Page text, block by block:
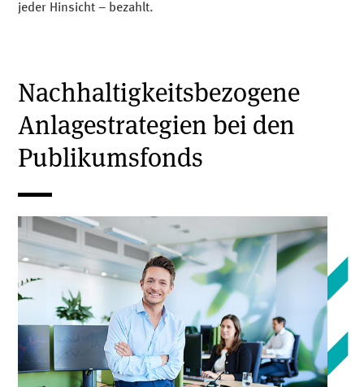
jeder Hinsicht – bezahlt.
Nachhaltigkeitsbezogene
Anlagestrategien bei den
Publikumsfonds